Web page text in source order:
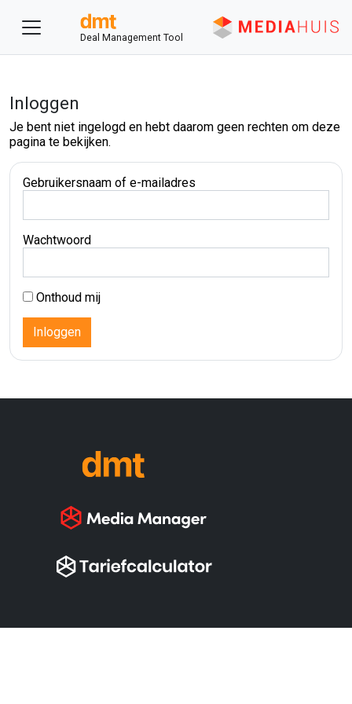
Deal Management Tool
Inloggen
Je bent niet ingelogd en hebt daarom geen rechten om deze
pagina te bekijken.
Gebruikersnaam of e-mailadres
Wachtwoord
Onthoud mij